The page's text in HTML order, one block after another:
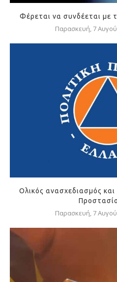
Φέρεται να συνδέεται
Παρασκευή, 7
Ολικός ανασχεδιασμός και
Παρασκευή, 7